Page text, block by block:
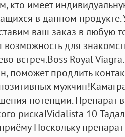
кто имеет
в данном продукте.
ваш заказ в любую
для
встреч.Boss Royal
поможет продлить
потенции. Препарат
риска!Vidalista 10
Поскольку